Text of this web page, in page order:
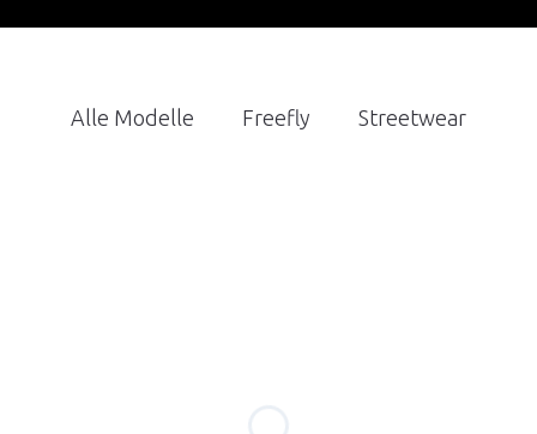
Alle Modelle Freefly Streetwear